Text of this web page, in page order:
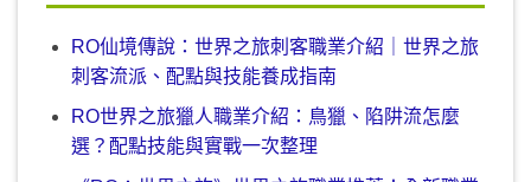
RO仙境傳說：世界之旅刺客職業介紹｜世界之旅
刺客流派、配點與技能養成指南
RO世界之旅獵人職業介紹：鳥獵、陷阱流怎麼
選？配點技能與實戰一次整理